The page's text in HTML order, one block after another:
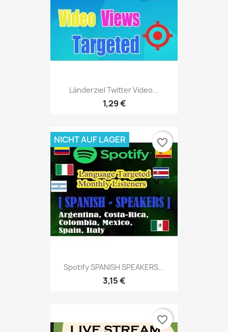
Länderziel Twitter Video...
1,29 €
Spotify SPANISH SPEAKERS...
3,15 €
NICHT AUF LAGER favorite_border
favorite_border